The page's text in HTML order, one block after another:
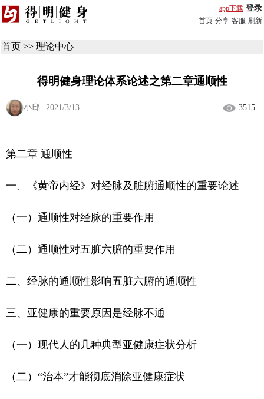
app下载 登录
首页 分享 客服 刷新
首页 >> 理论中心
得明健身理论体系论述之第二章通顺性
小邱 2021/3/13 3515
第二章 通顺性
一、《黄帝内经》对经脉及脏腑通顺性的重要论述
（一）通顺性对经脉的重要作用
（二）通顺性对五脏六腑的重要作用
二、经脉的通顺性影响五脏六腑的通顺性
三、亚健康的重要原因是经脉不通
（一）现代人的几种典型亚健康症状分析
（二）“治本”才能彻底消除亚健康症状